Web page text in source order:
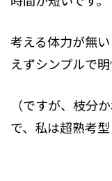
考える体力が無
えずシンプルで明
（ですが、枝分
で、私は超熟考型